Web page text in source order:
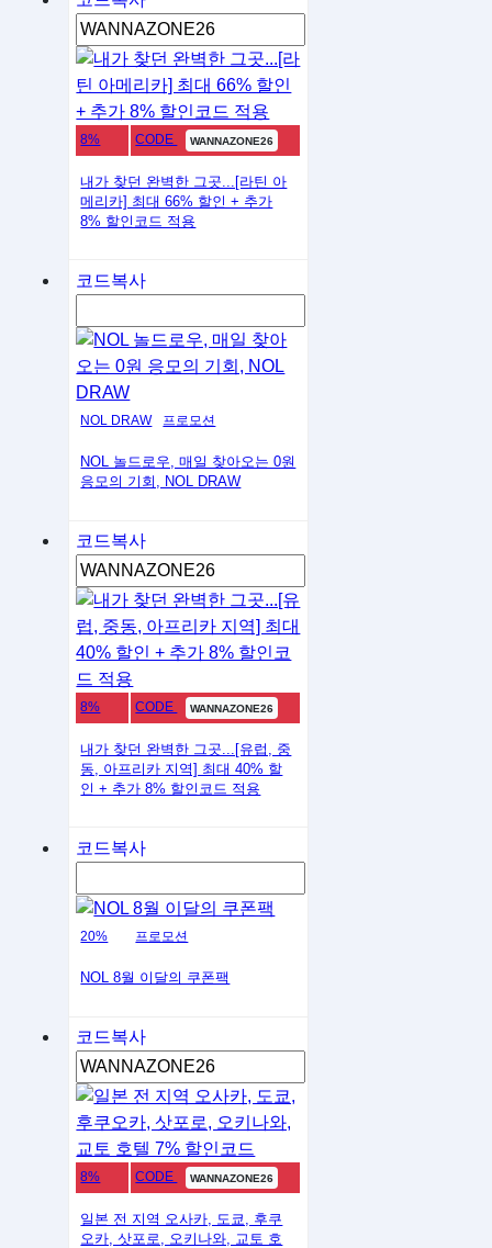
8% CODE WANNAZONE26
내가 찾던 완벽한 그곳...[라틴 아
메리카] 최대 66% 할인 + 추가
8% 할인코드 적용
코드복사
NOL DRAW 프로모션
NOL 놀드로우, 매일 찾아오는 0원
응모의 기회, NOL DRAW
코드복사
8% CODE WANNAZONE26
내가 찾던 완벽한 그곳...[유럽, 중
동, 아프리카 지역] 최대 40% 할
인 + 추가 8% 할인코드 적용
코드복사
20% 프로모션
NOL 8월 이달의 쿠폰팩
코드복사
8% CODE WANNAZONE26
일본 전 지역 오사카, 도쿄, 후쿠
오카, 삿포로, 오키나와, 교토 호